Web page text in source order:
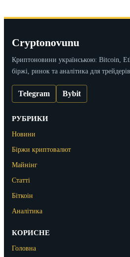
Cryptonovunu
Криптоновини українською: Bitcoin,
біржі, ринок та аналітика для трейдерів
Telegram Bybit
РУБРИКИ
Новини
Біржи криптовалют
Майнінг
Статті
Біткоін
Аналітика
КОРИСНЕ
Головна